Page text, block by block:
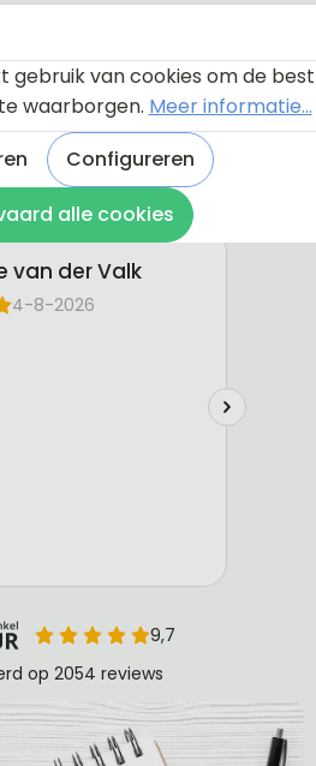
gebruik van cookies om de best
waarborgen. Meer informatie...
Configureren
alle cookies